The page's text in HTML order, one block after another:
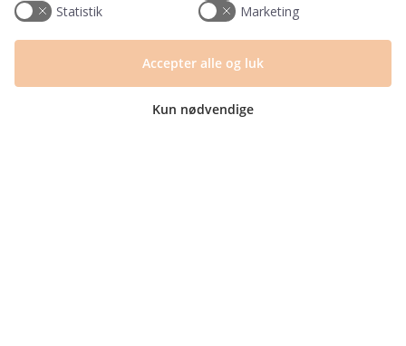
Telefon & mail besvares I tidsrummet:
Mandag – Fredag: 10.00 – 15.00
kundeservice@prikogstreg.dk
Statistik
Marketing
Kun nødvendige
Accepter alle og luk